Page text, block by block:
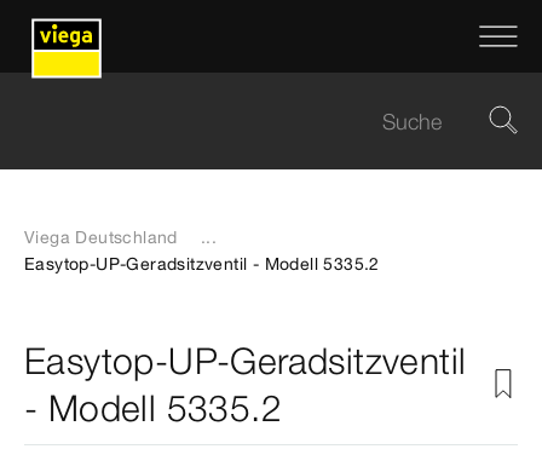
Viega Deutschland
...
Easytop-UP-Geradsitzventil - Modell 5335.2
Easytop-UP-Geradsitzventil
- Modell 5335.2